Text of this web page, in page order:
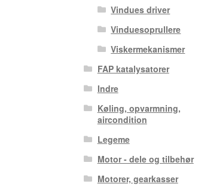
Vindues driver
Vinduesoprullere
Viskermekanismer
FAP katalysatorer
Indre
Køling, opvarmning,
aircondition
Legeme
Motor - dele og tilbehør
Motorer, gearkasser